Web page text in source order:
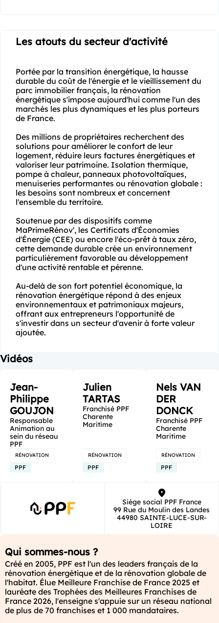
Les atouts du secteur d'activité
Portée par la transition énergétique, la hausse
durable du coût de l'énergie et le vieillissement du
parc immobilier français, la rénovation
énergétique s'impose aujourd'hui comme l'un des
marchés les plus dynamiques et les plus porteurs
de France.
Des millions de propriétaires recherchent des
solutions pour améliorer le confort de leur
logement, réduire leurs factures énergétiques et
valoriser leur patrimoine. Isolation thermique,
pompe à chaleur, panneaux photovoltaïques,
menuiseries performantes ou rénovation globale :
les besoins sont nombreux et concernent
l'ensemble du territoire.
Soutenue par des dispositifs comme
MaPrimeRénov', les Certificats d'Économies
d'Énergie (CEE) ou encore l'éco-prêt à taux zéro,
cette demande durable crée un environnement
particulièrement favorable au développement
d'une activité rentable et pérenne.
Au-delà de son fort potentiel économique, la
rénovation énergétique répond à des enjeux
environnementaux et patrimoniaux majeurs,
offrant aux entrepreneurs l'opportunité de
s'investir dans un secteur d'avenir à forte valeur
ajoutée.
Vidéos
Jean-
Philippe
GOUJON
Responsable
Animation au
sein du réseau
PPF
RÉNOVATION
PPF
Julien
TARTAS
Franchisé PPF
Charente
Maritime
RÉNOVATION
PPF
Nels VAN
DER
DONCK
Franchisé PPF
Charente
Maritime
RÉNOVATION
PPF
Siège social PPF France
99 Rue du Moulin des Landes
44980 SAINTE-LUCE-SUR-
LOIRE
Qui sommes-nous ?
Créé en 2005, PPF est l'un des leaders français de la
rénovation énergétique et de la rénovation globale de
l'habitat. Élue Meilleure Franchise de France 2025 et
lauréate des Trophées des Meilleures Franchises de
France 2026, l'enseigne s'appuie sur un réseau national
de plus de 70 franchises et 1 000 mandataires.